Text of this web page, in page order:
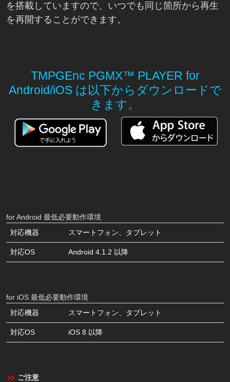
を搭載していますので、いつでも同じ箇所から再生
を再開することができます。
TMPGEnc PGMX™ PLAYER for
Android/iOS は以下からダウンロードで
きます。
for Android 最低必要動作環境
対応機器
スマートフォン、タブレット
対応OS Android 4.1.2 以降
for iOS 最低必要動作環境
対応機器
スマートフォン、タブレット
対応OS iOS 8 以降
ご注意